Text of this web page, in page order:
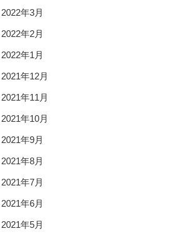
2022年3月
2022年2月
2022年1月
2021年12月
2021年11月
2021年10月
2021年9月
2021年8月
2021年7月
2021年6月
2021年5月